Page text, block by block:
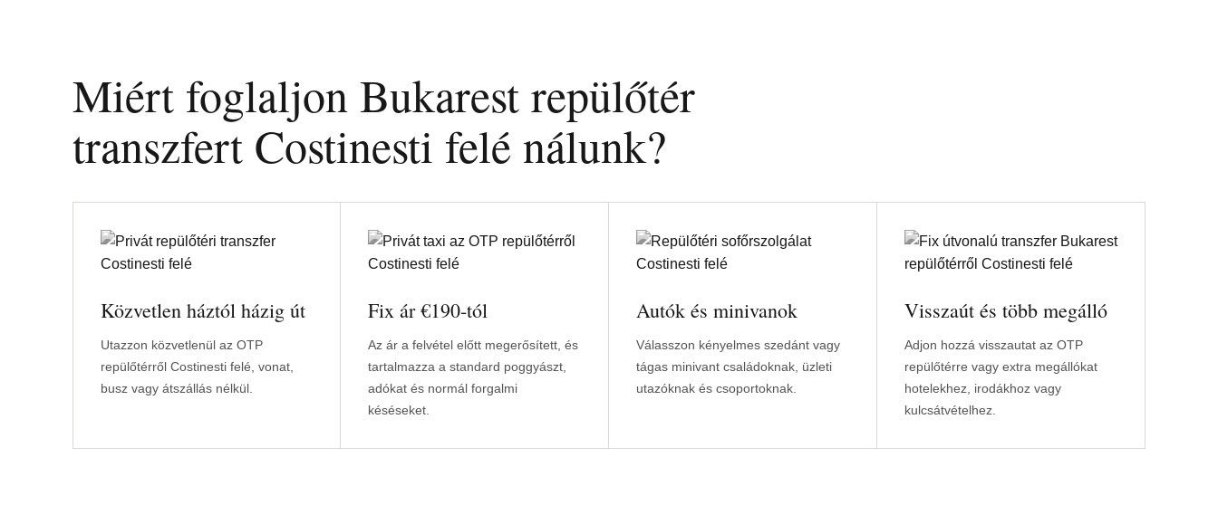
Miért foglaljon Bukarest repülőtér
transzfert Costinesti felé nálunk?
Közvetlen háztól házig út
Utazzon közvetlenül az OTP
repülőtérről Costinesti felé, vonat,
busz vagy átszállás nélkül.
Fix ár €190-tól
Az ár a felvétel előtt megerősített, és
tartalmazza a standard poggyászt,
adókat és normál forgalmi
késéseket.
Autók és minivanok
Válasszon kényelmes szedánt vagy
tágas minivant családoknak, üzleti
utazóknak és csoportoknak.
Visszaút és több megálló
Adjon hozzá visszautat az OTP
repülőtérre vagy extra megállókat
hotelekhez, irodákhoz vagy
kulcsátvételhez.